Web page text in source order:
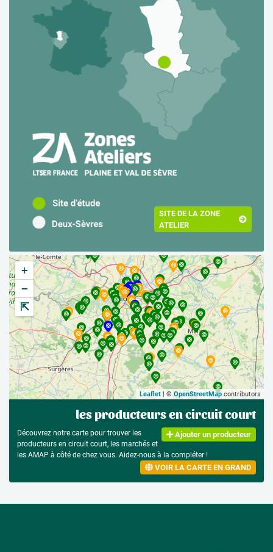
SITE DE LA ZONE
ATELIER
+
−
Leaflet | © OpenStreetMap contributors
les producteurs en circuit court
Ajouter un producteur
Découvrez notre carte pour trouver les
producteurs en circuit court, les marchés et
les AMAP à côté de chez vous. Aidez-nous à la compléter !
VOIR LA CARTE EN GRAND